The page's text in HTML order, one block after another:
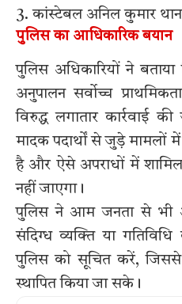
3. कांस्टेबल अनिल कुमार
पुलिस का आधिकारिक बयान
पुलिस अधिकारियों ने
अनुपालन सर्वोच्च
विरुद्ध लगातार कार्रवाई
मादक पदार्थों से जुड़े मामलों
है और ऐसे अपराधों में
नहीं जाएगा।
पुलिस ने आम जनता से भी
संदिग्ध व्यक्ति या
पुलिस को सूचित करें, जिससे
स्थापित किया जा सके।